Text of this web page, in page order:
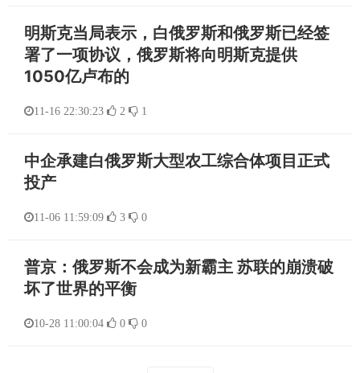
明斯克当局表示，白俄罗斯和俄罗斯已经签
署了一项协议，俄罗斯将向明斯克提供
1050亿卢布的
11-16 22:30:23 2 1
中企承建白俄罗斯大型农工综合体项目正式
投产
11-06 11:59:09 3 0
普京：俄罗斯不会成为新霸主 苏联的崩溃破
坏了世界的平衡
10-28 11:00:04 0 0